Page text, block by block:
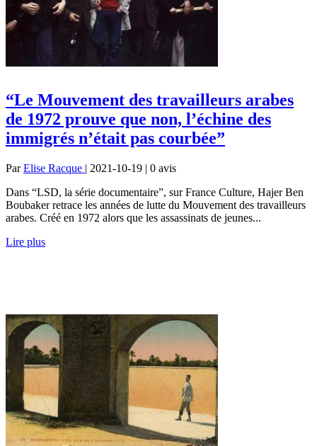
“Le Mouvement des travailleurs arabes
de 1972 prouve que non, l’échine des
immigrés n’était pas courbée”
ParElise Racque | 2021-10-19 | 0 avis
Dans “LSD, la série documentaire”, sur France Culture, Hajer Ben
Boubaker retrace les années de lutte du Mouvement des travailleurs
arabes. Créé en 1972 alors que les assassinats de jeunes...
Lire plus